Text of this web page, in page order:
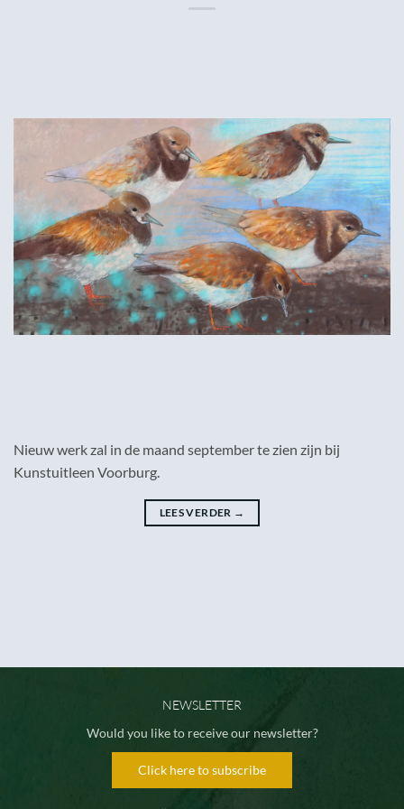
Nieuw werk zal in de maand september te zien zijn bij
Kunstuitleen Voorburg.
LEES VERDER →
NEWSLETTER
Would you like to receive our newsletter?
Click here to subscribe